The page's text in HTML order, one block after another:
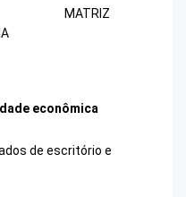
MATRIZ
econômica
de escritório e